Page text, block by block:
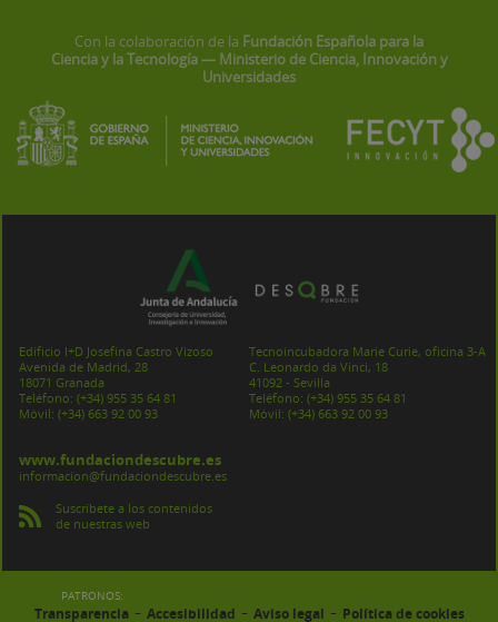
Con la colaboración de la Fundación Española para la
Ciencia y la Tecnología — Ministerio de Ciencia, Innovación y
Universidades
Edificio I+D Josefina Castro Vizoso
Avenida de Madrid, 28
18071 Granada
Teléfono: (+34) 955 35 64 81
Móvil: (+34) 663 92 00 93
Tecnoincubadora Marie Curie, oficina 3-A
C. Leonardo da Vinci, 18
41092 - Sevilla
Teléfono: (+34) 955 35 64 81
Móvil: (+34) 663 92 00 93
www.fundaciondescubre.es
informacion@fundaciondescubre.es
Suscríbete a los contenidos
de nuestras web
PATRONOS:
Transparencia - Accesibilidad - Aviso legal - Política de cookies